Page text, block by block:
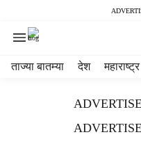
ताज्या बातम्या देश महाराष्ट्र